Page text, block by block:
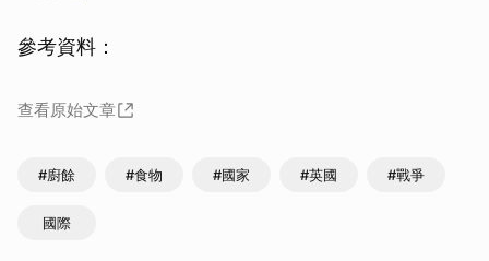
參考資料：
查看原始文章
#廚餘 #食物 #國家 #英國 #戰爭
國際